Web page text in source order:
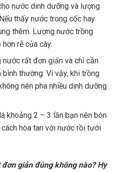
nước dinh dưỡng và lượng
thấy nước trong cốc hay
thêm. Lượng nước trồng
rễ của cây.
nước rất đơn giản và chỉ cần
thường. Vì vậy, khi trồng
nên pha nhiều dinh dưỡng
khoảng 2 – 3 lần bạn nên bón
hòa tan với nước rồi tưới
giản đúng không nào? Hy